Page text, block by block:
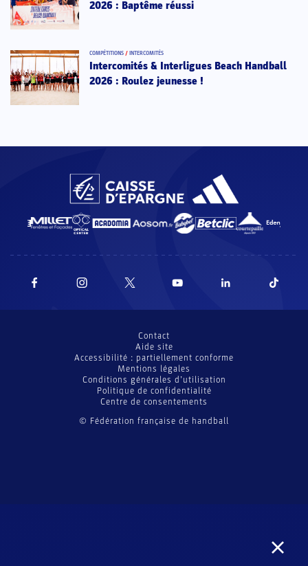
2026 : Baptême réussi
COMPÉTITIONS / INTERCOMITÉS
Intercomités & Interligues Beach Handball
2026 : Roulez jeunesse !
© Fédération française de handball
Contact
Aide site
Accessibilité : partiellement conforme
Mentions légales
Conditions générales d’utilisation
Politique de confidentialité
Centre de consentements